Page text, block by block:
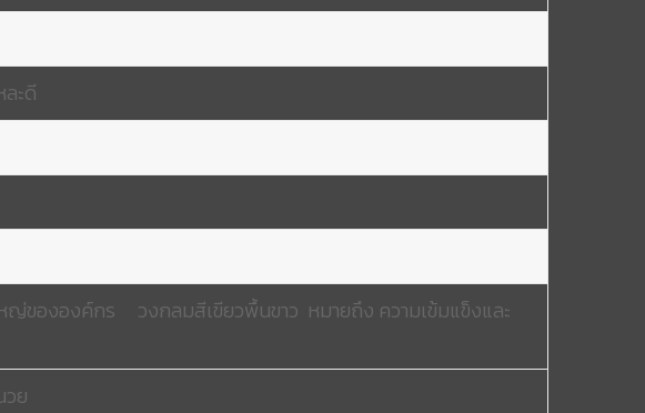
ะดี
ญ่ขององค์กร วงกลมสีเขียวพื้นขาว หมายถึง ความเข้มแข็งและ
วย